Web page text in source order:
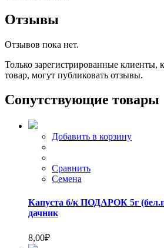
Отзывы
Отзывов пока нет.
Только зарегистрированные
товар, могут публиковать отзывы.
Сопутствующие товары
Добавить в корзину
Сравнить
Семена
Капуста б/к ПОДАРОК 5г
дачник
8,00₽